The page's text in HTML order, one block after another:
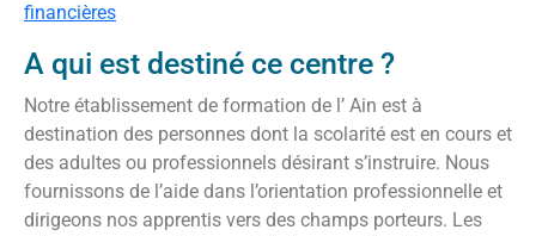
financières
A qui est destiné ce centre ?
Notre établissement de formation de l’ Ain est à
destination des personnes dont la scolarité est en cours et
des adultes ou professionnels désirant s’instruire. Nous
fournissons de l’aide dans l’orientation professionnelle et
dirigeons nos apprentis vers des champs porteurs. Les